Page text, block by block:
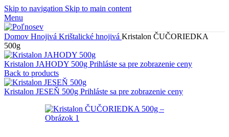
Skip to navigation Skip to main content
Menu
Domov Hnojivá Krištalické hnojivá Kristalon ČUČORIEDKA
500g
Kristalon JAHODY 500g Prihláste sa pre zobrazenie ceny
Back to products
Kristalon JESEŇ 500g Prihláste sa pre zobrazenie ceny